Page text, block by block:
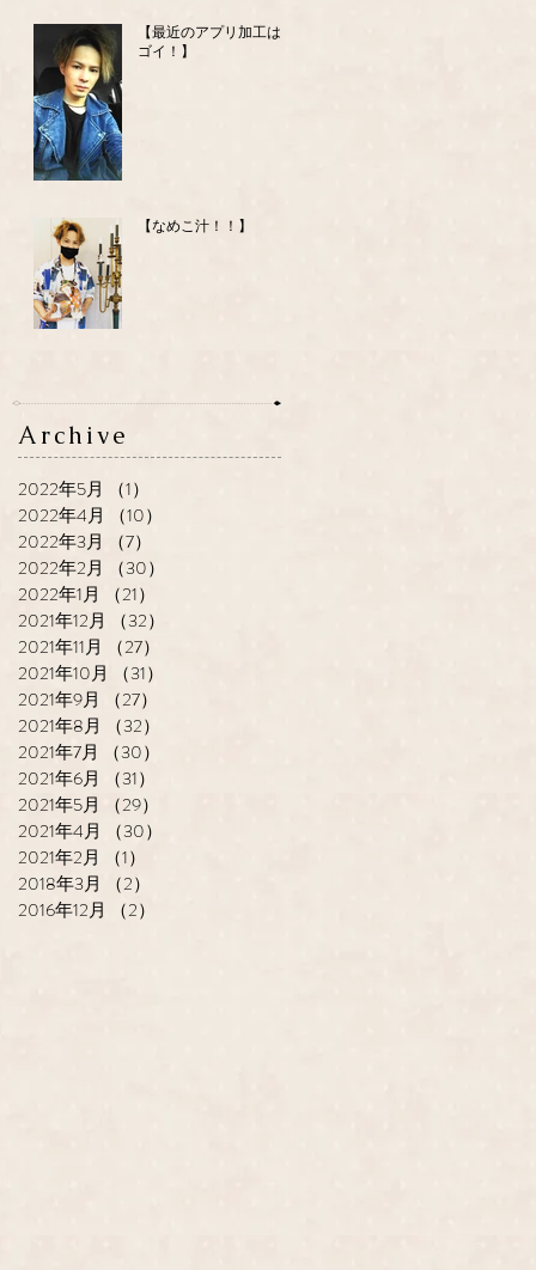
【最近のアプリ加工はス
ゴイ！】
【なめこ汁！！】
Archive
2022年5月 （1）
2022年4月
（10）
2022年3月
（7）
2022年2月
（30）
2022年1月
（21）
2021年12月
（32）
2021年11月
（27）
2021年10月
（31）
2021年9月
（27）
2021年8月
（32）
2021年7月
（30）
2021年6月
（31）
2021年5月
（29）
2021年4月
（30）
2021年2月
（1）
2018年3月
（2）
2016年12月
（2）